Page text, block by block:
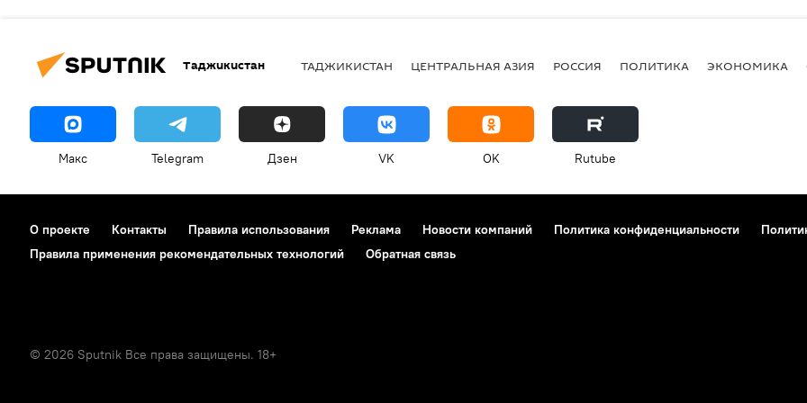
Таджикистан ТАДЖИКИСТАН ЦЕНТРАЛЬНАЯ АЗИЯ РОССИЯ ПОЛИТИКА ЭКОНОМИКА
Макс Telegram Дзен VK OK Rutube
О проекте Контакты Правила использования Реклама Новости компаний Политика конфиденциальности
Правила применения рекомендательных технологий
Обратная связь
© 2026 Sputnik Все права защищены. 18+